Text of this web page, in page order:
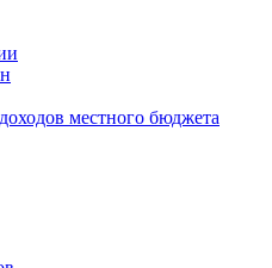
местного бюджета